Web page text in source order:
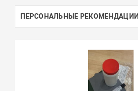
ПЕРСОНАЛЬНЫЕ РЕКОМЕНДАЦИИ